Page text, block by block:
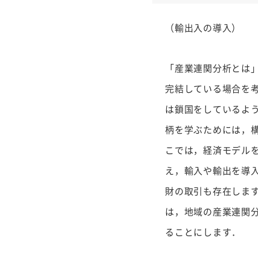
（輸出入の導入）
「産業連関分析と
完結している場合を
は鎖国をしているよ
柄を学ぶためには，
こでは，経済モデル
え，輸入や輸出を導
財の取引も存在しま
は，地域の産業連関
ることにします．